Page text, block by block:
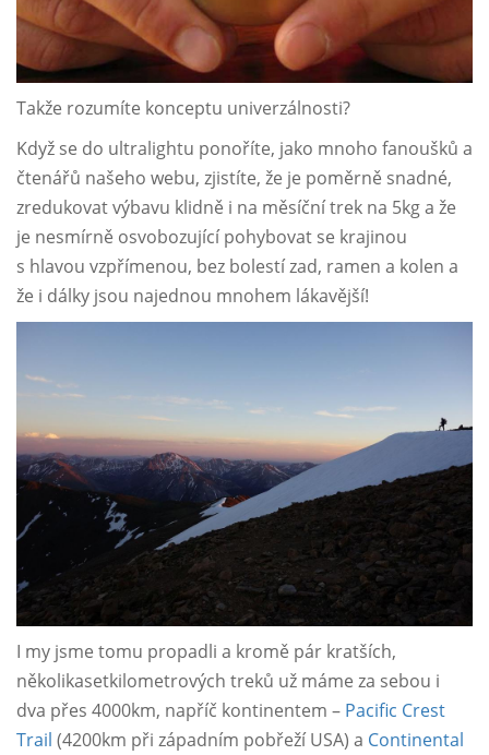
Takže rozumíte konceptu univerzálnosti?
Když se do ultralightu ponoříte, jako mnoho fanoušků a
čtenářů našeho webu, zjistíte, že je poměrně snadné,
zredukovat výbavu klidně i na měsíční trek na 5kg a že
je nesmírně osvobozující pohybovat se krajinou
s hlavou vzpřímenou, bez bolestí zad, ramen a kolen a
že i dálky jsou najednou mnohem lákavější!
I my jsme tomu propadli a kromě pár kratších,
několikasetkilometrových treků už máme za sebou i
dva přes 4000km, napříč kontinentem – Pacific Crest
Trail (4200km při západním pobřeží USA) a Continental